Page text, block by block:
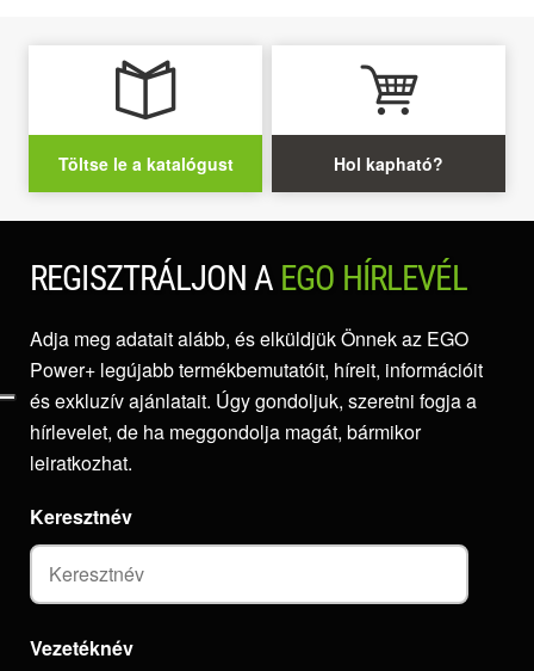
Töltse le a katalógust Hol kapható?
REGISZTRÁLJON A EGO HÍRLEVÉL
Adja meg adatait alább, és elküldjük Önnek az EGO
Power+ legújabb termékbemutatóit, híreit, információit
és exkluzív ajánlatait. Úgy gondoljuk, szeretni fogja a
hírlevelet, de ha meggondolja magát, bármikor
leiratkozhat.
Keresztnév
Vezetéknév